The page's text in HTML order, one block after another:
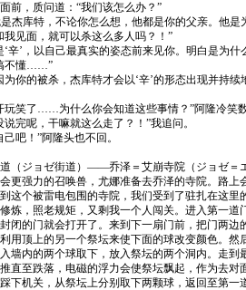
前，质问道：“我们该怎么办？”
杰库特，不论你怎么想，他都是你的父亲。他是
见面，就可以杀这么多人吗？！”
’，以自己最真实的姿态前来见你。明白是为什
懂……”
的被杀，杰库特才会以‘辛’的形态出现并持续
笑了……为什么你会知道这些事情？”阿隆冷笑
呢，干嘛就这么走了？！”我追问。
吧！”阿隆头也不回。
ジョゼ街道）——乔泽＝艾崩寺院（ジョゼ＝
强力的召唤兽，尤娜准备去乔泽的寺院。路上
这个被雷电包围的寺院，我们受到了驻扎在这
炼，照老规矩，又剩我一个人闯关。进入第一
闭的门就会打开了。来到下一扇门前，把门两
用顶上的另一个祭坛来使下面的球改变颜色。然
墙内的两个球取下，放入祭坛的两个洞内。走
直至跌落，电磁的浮力会使祭坛飘起，作为去
下机关，从祭坛上分别取下两颗球，返回至第